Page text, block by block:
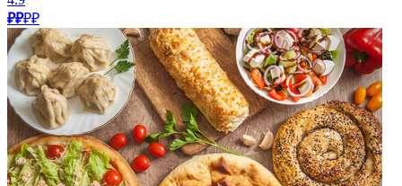
₽₽₽₽